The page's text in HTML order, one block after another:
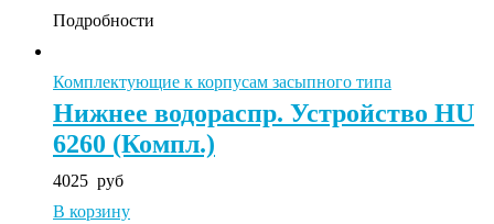
Подробности
Комплектующие к корпусам засыпного типа
Нижнее водораспр. Устройство HU
6260 (Компл.)
4025 руб
В корзину